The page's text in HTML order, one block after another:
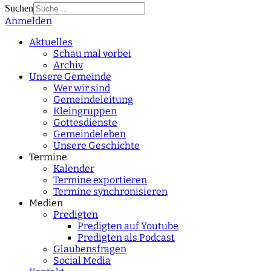
Suchen
Type 2 or more
Anmelden
Aktuelles
Schau mal vorbei
Archiv
Unsere Gemeinde
Wer wir sind
Gemeindeleitung
Kleingruppen
Gottesdienste
Gemeindeleben
Unsere Geschichte
Termine
Kalender
Termine exportieren
Termine synchronisieren
Medien
Predigten
Predigten auf Youtube
Predigten als Podcast
Glaubensfragen
Social Media